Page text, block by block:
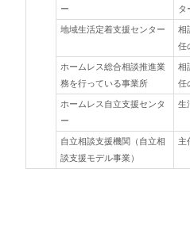
ー
タ
地域生活定着支援センター
相
任
ホームレス総合相談推進業
務を行っている事業所
相
任
ホームレス自立支援センタ
ー
生
自立相談支援機関（自立相
談支援モデル事業）
主